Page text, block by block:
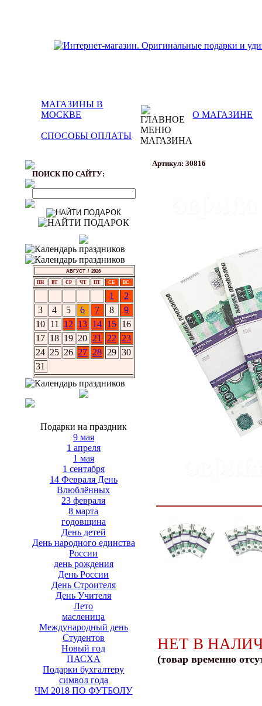
МАГАЗИНЫ В
МОСКВЕ
О МАГАЗИНЕ
СПОСОБЫ ОПЛАТЫ
ПОИСК ПО САЙТУ:
АВГУСТ / 2026
ПН ВТ СР ЧТ ПТ СБ ВС
1
2
3
4 5 6 7 8
9
10 11 12 13 14 15 16
17 18 19 20 21 22
23
24 25 26 27 28 29 30
31
Подарки на праздник
9 мая
1 апреля
1 мая
1 сентября
14 Февраля День
Влюблённых
23 февраля
8 марта
годовщина
День детей
День народного единства
России
день рождения
День России
День Строителя
День Учителя
Лето
масленица
Международный день
Студентов
Новый год
ПАСХА
Подарки бухгалтеру
символ года
ЧМ 2018 ПО ФУТБОЛУ
Артикул: 30816
НЕТ В
(товар временно